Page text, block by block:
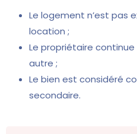
Le logement n’est pas
location ;
Le propriétaire
autre ;
Le bien est considéré
secondaire.